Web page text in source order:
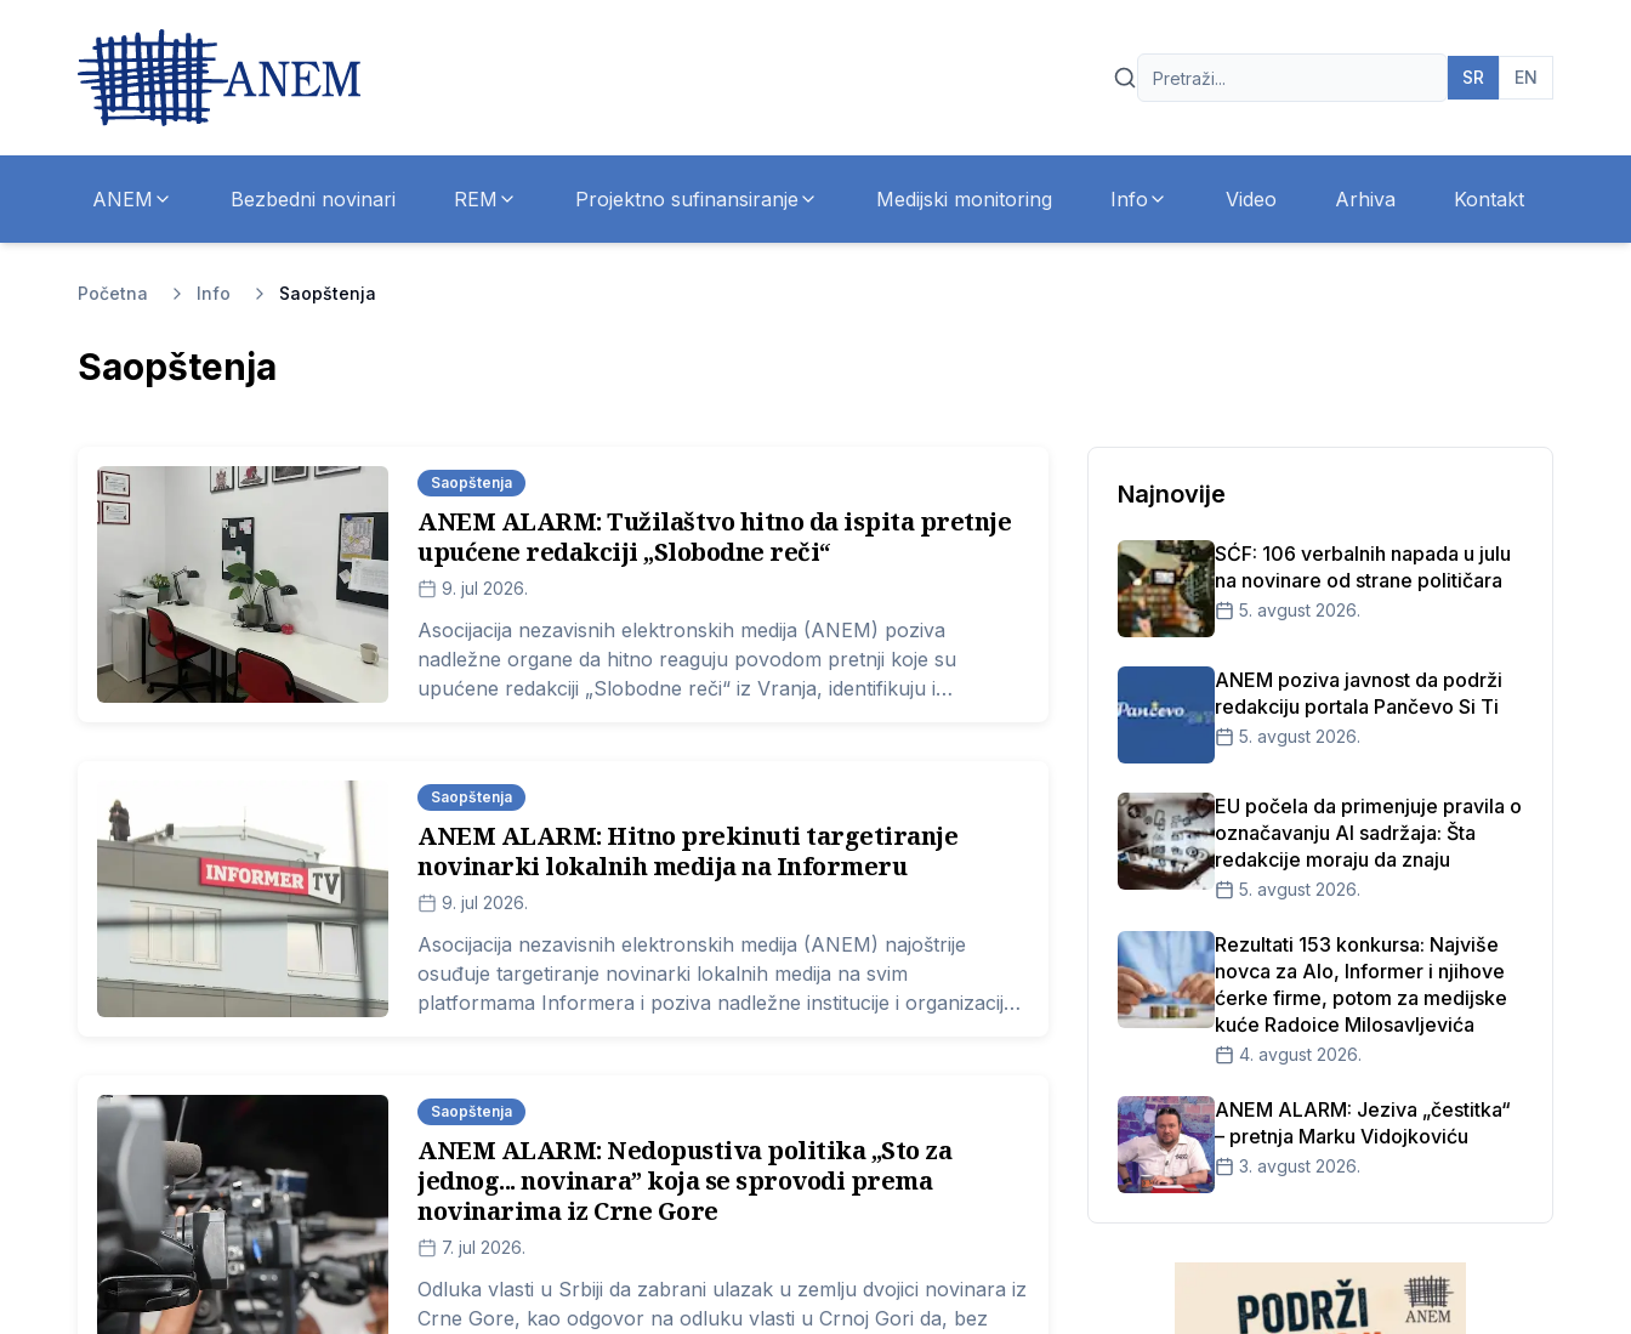
SR EN
ANEM Bezbedni novinari REM Projektno sufinansiranje Medijski monitoring Info Video Arhiva Kontakt
Početna Info Saopštenja
Saopštenja
Saopštenja
ANEM ALARM: Tužilaštvo hitno da ispita pretnje
upućene redakciji „Slobodne reči“
9. jul 2026.
Asocijacija nezavisnih elektronskih medija (ANEM) poziva
nadležne organe da hitno reaguju povodom pretnji koje su
upućene redakciji „Slobodne reči“ iz Vranja, identifikuju i
Saopštenja
ANEM ALARM: Hitno prekinuti targetiranje
novinarki lokalnih medija na Informeru
9. jul 2026.
Asocijacija nezavisnih elektronskih medija (ANEM) najoštrije
osuđuje targetiranje novinarki lokalnih medija na svim
platformama Informera i poziva nadležne institucije i organizacije
Saopštenja
ANEM ALARM: Nedopustiva politika „Sto za
jednog... novinara” koja se sprovodi prema
novinarima iz Crne Gore
7. jul 2026.
Odluka vlasti u Srbiji da zabrani ulazak u zemlju dvojici novinara iz
Crne Gore, kao odgovor na odluku vlasti u Crnoj Gori da, bez
Najnovije
SĆF: 106 verbalnih napada u julu
na novinare od strane političara
5. avgust 2026.
ANEM poziva javnost da podrži
redakciju portala Pančevo Si Ti
5. avgust 2026.
EU počela da primenjuje pravila o
označavanju AI sadržaja: Šta
redakcije moraju da znaju
5. avgust 2026.
Rezultati 153 konkursa: Najviše
novca za Alo, Informer i njihove
ćerke firme, potom za medijske
kuće Radoice Milosavljevića
4. avgust 2026.
ANEM ALARM: Jeziva „čestitka“
– pretnja Marku Vidojkoviću
3. avgust 2026.